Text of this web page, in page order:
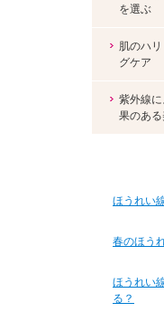
を選ぶ
肌のハ
グケア
紫外線
果のあ
ほうれい
春のほう
ほうれい
る？